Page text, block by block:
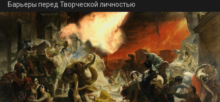
Барьеры перед Творческой личностью